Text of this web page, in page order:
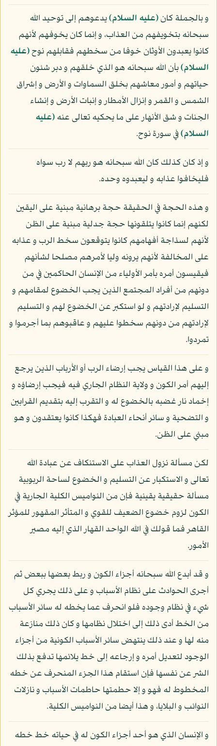
و بالجملة كان(عليه السلام)يدعوهم إلى توحيد الله
سبحانه بتخويفهم من العذاب، و إنما كان يخوفهم لأنهم
كانوا يعبدون الأوثان خوفا من سخطهم فقابلهم نوح(عليه
السلام)بأن الله سبحانه هو الذي خلقهم و دبر شئون
حياتهم و أمور معاشهم بخلق السماوات و الأرض و إشراق
الشمس و القمر و إنزال الأمطار و إنبات الأرض و إنشاء
الجنات و شق الأنهار على ما يحكيه تعالى عنه(عليه
السلام)في سورة نوح.
و إذ كان كذلك كان الله سبحانه هو ربهم لا رب سواه
فليخافوا عذابه و ليعبدوه وحده.
و هذه الحجة في الحقيقة حجة برهانية مبنية على اليقين
لكنهم إنما كانوا يتلقونها حجة جدلية مبنية على الظن
لأنهم لسذاجة أفهامهم كانوا يتوقعون سخط الرب و عذابه
على المخالفة لأنهم يرونه وليا لأمرهم مصلحا لشأنهم
فيقيسون أمره بأمر الأولياء من الإنسان الحاكمين في من
دونهم من أفراد المجتمع الذين يجب الخضوع لمقامهم و
التسليم لإرادتهم و لو استكبر عن الخضوع لهم و التسليم
لإرادتهم من دونهم سخطوا عليهم و عاقبوهم بما أجرموا و
تمردوا.
و على هذا القياس يجب إرضاء الرب أو الأرباب الذين يرجع
إليهم أمر الكون و ولاية النظام الجاري فيه فيجب إرضاؤه و
إخماد نار غضبه بالخضوع له و التقرب إليه بتقديم القرابين
و التضحية و سائر أنحاء العبادة فهكذا كانوا يعتقدون و هو
مبني على الظن.
لكن مسألة نزول العذاب على الاستنكاف عن عبادة الله
تعالى و الاستكبار عن التسليم و الخضوع لساحة الربوبية
مسألة حقيقية يقينية فإن من النواميس الكلية الجارية في
الكون لزوم خضوع الضعيف للقوي و المتأثر المقهور للمؤثر
القاهر فما قولك في الله الواحد القهار الذي إليه مصير
الأمور.
و قد أبدع الله سبحانه أجزاء الكون و ربط بعضها ببعض ثم
أجرى الحوادث على نظام الأسباب و على ذلك يجري كل
شيء في نظام وجوده فلو انحرف عما يخطه له سائر الأسباب
من الخط أدى ذلك إلى اختلال نظامها و كان ذلك منازعة
منه لها و عند ذلك ينتهض سائر الأسباب الكونية من أجزاء
الوجود لتعديل أمره و إرجاعه إلى خط يلائمها تدفع بذلك
الشر عن نفسها فإن استقام هذا الجزء المنحرف عن خطه
المخطوط له فهو و إلا حطمتها حاطمات الأسباب و نازلات
النوائب و البلايا، و هذا أيضا من النواميس الكلية.
و الإنسان الذي هو أحد أجزاء الكون له في حياته خط خطه